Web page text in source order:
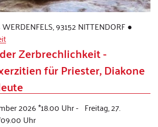
93152 NITTENDORF●
Zerbrechlichkeit -
für Priester, Diakone
2026 *18.00 Uhr - Freitag, 27.
Uhr